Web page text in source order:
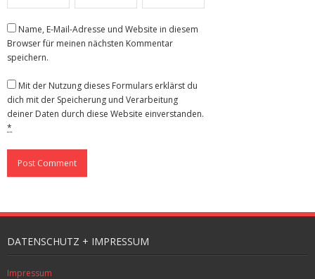
Name, E-Mail-Adresse und Website in diesem
Browser für meinen nächsten Kommentar
speichern.
Mit der Nutzung dieses Formulars erklärst du
dich mit der Speicherung und Verarbeitung
deiner Daten durch diese Website einverstanden.
*
DATENSCHUTZ + IMPRESSUM
Impressum